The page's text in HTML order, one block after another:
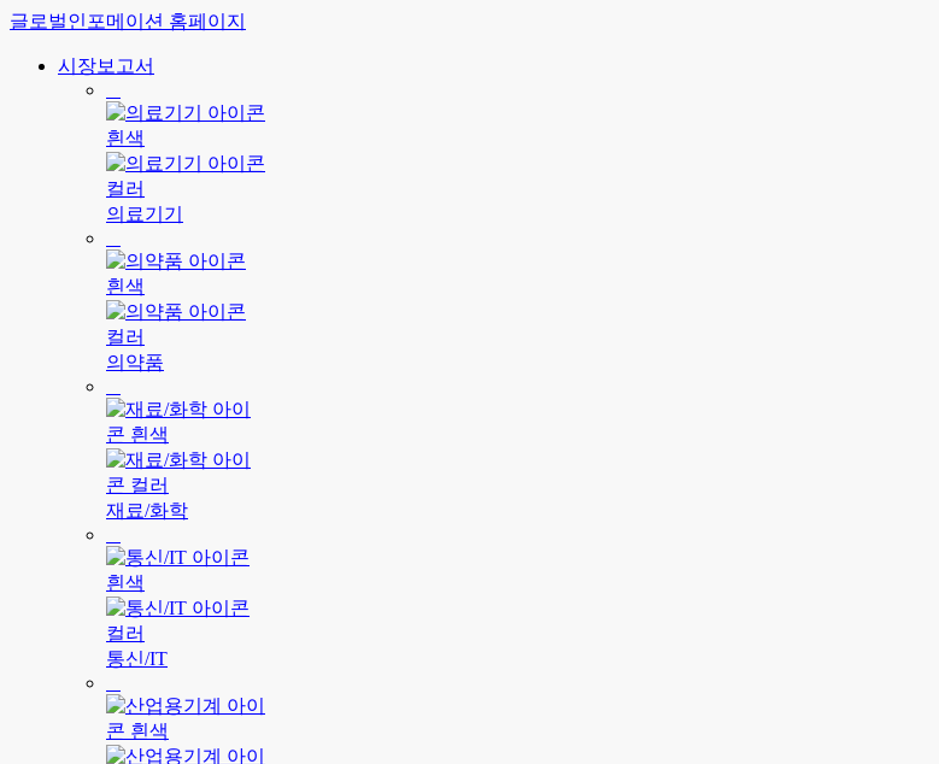
글로벌인포메이션 홈페이지
시장보고서
의료기기
의약품
재료/화학
통신/IT